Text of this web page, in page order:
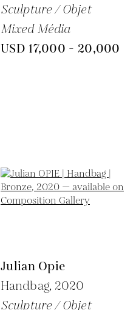
Sculpture / Objet
Mixed Média
USD 17,000 - 20,000
Julian Opie
Handbag, 2020
Sculpture / Objet